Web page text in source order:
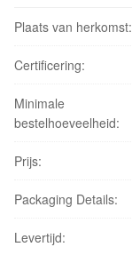
Plaats van herkomst:
Certificering:
Minimale
bestelhoeveelheid:
Prijs:
Packaging Details:
Levertijd: